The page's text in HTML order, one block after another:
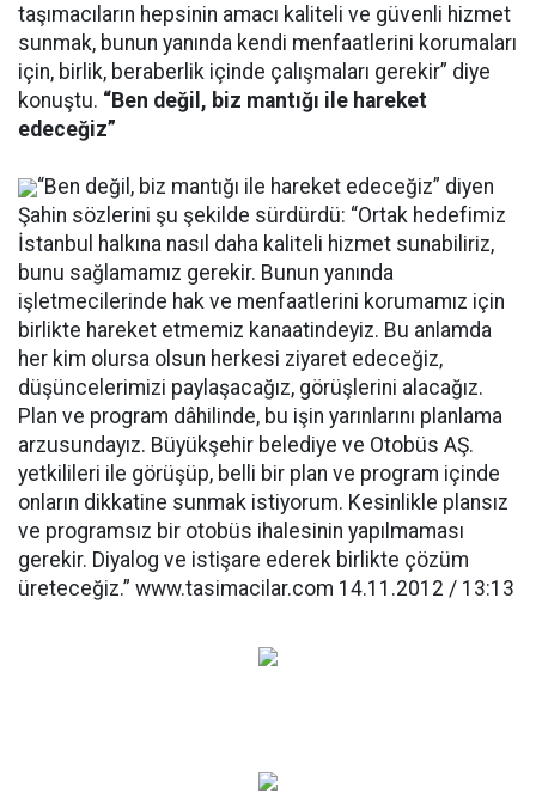
taşımacıların hepsinin amacı kaliteli ve güvenli hizmet
sunmak, bunun yanında kendi menfaatlerini korumaları
için, birlik, beraberlik içinde çalışmaları gerekir” diye
konuştu. “Ben değil, biz mantığı ile hareket
edeceğiz”
“Ben değil, biz mantığı ile hareket edeceğiz” diyen
Şahin sözlerini şu şekilde sürdürdü: “Ortak hedefimiz
İstanbul halkına nasıl daha kaliteli hizmet sunabiliriz,
bunu sağlamamız gerekir. Bunun yanında
işletmecilerinde hak ve menfaatlerini korumamız için
birlikte hareket etmemiz kanaatindeyiz. Bu anlamda
her kim olursa olsun herkesi ziyaret edeceğiz,
düşüncelerimizi paylaşacağız, görüşlerini alacağız.
Plan ve program dâhilinde, bu işin yarınlarını planlama
arzusundayız. Büyükşehir belediye ve Otobüs AŞ.
yetkilileri ile görüşüp, belli bir plan ve program içinde
onların dikkatine sunmak istiyorum. Kesinlikle plansız
ve programsız bir otobüs ihalesinin yapılmaması
gerekir. Diyalog ve istişare ederek birlikte çözüm
üreteceğiz.” www.tasimacilar.com 14.11.2012 / 13:13